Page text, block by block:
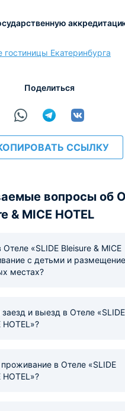
гостиницы Екатеринбурга
Поделиться
ССЫЛКУ
вопросы об
& MICE HOTEL
«SLIDE Bleisure & MICE
с детьми и
местах?
и выезд в Отеле «SLIDE
HOTEL»?
в Отеле «SLIDE
HOTEL»?